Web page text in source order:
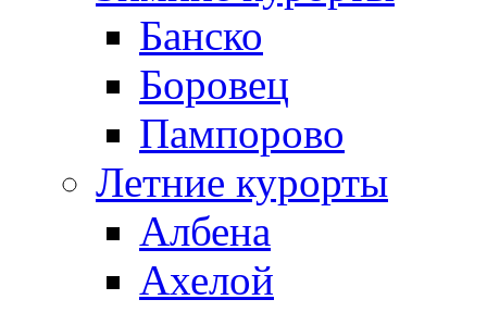
Банско
Боровец
Пампорово
Летние курорты
Албена
Ахелой